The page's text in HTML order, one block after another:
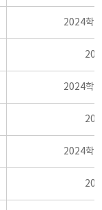
2024학
2024학
2024학